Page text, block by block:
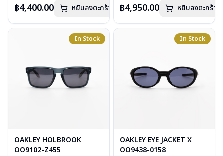
อุปกรณ์ : กล่องแว่น , ผ้าเช็ดแว่น
การรับประกัน : ประกันศูนย์ Luxottica
฿4,400.00 หยิบลงตะกร้า
อุปกรณ์ : กล่องแว่น , ผ้าเช็ดแว่น
การรับประกัน : ประกันศูนย์ Luxottica
จากรายการที่ได้ลงไว้
฿4,950.00 หยิบลงตะกร้า
In Stock
OAKLEY HOLBROOK
OO9102-Z455
In Stock
OAKLEY EYE JACKET X
OO9438-0158